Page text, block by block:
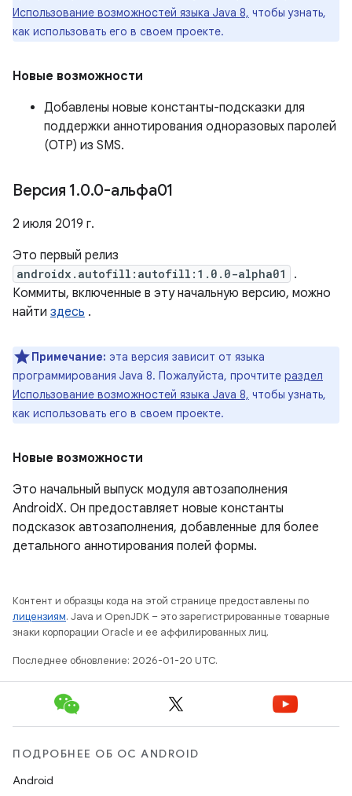
Использование возможностей языка Java 8, чтобы узнать,
как использовать его в своем проекте.
Новые возможности
Добавлены новые константы-подсказки для
поддержки аннотирования одноразовых паролей
(OTP) из SMS.
Версия 1.0.0-альфа01
2 июля 2019 г.
Это первый релиз
androidx.autofill:autofill:1.0.0-alpha01
.
Коммиты, включенные в эту начальную версию, можно
найти здесь .
Примечание: эта версия зависит от языка
программирования Java 8. Пожалуйста, прочтите раздел
Использование возможностей языка Java 8, чтобы узнать,
как использовать его в своем проекте.
Новые возможности
Это начальный выпуск модуля автозаполнения
AndroidX. Он предоставляет новые константы
подсказок автозаполнения, добавленные для более
детального аннотирования полей формы.
Контент и образцы кода на этой странице предоставлены по
лицензиям. Java и OpenJDK – это зарегистрированные товарные
знаки корпорации Oracle и ее аффилированных лиц.
Последнее обновление: 2026-01-20 UTC.
ПОДРОБНЕЕ ОБ ОС ANDROID
Android